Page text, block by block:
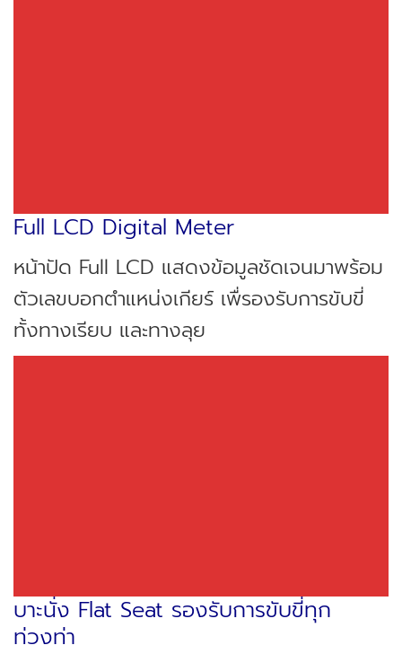
Full LCD Digital Meter
หน้าปัด Full LCD แสดงข้อมูลชัดเจนมาพร้อม
ตัวเลขบอกตำแหน่งเกียร์ เพื่รองรับการขับขี่
ทั้งทางเรียบ และทางลุย
บาะนั่ง Flat Seat รองรับการขับขี่ทุก
ท่วงท่า